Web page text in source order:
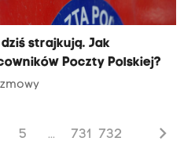
strajkują. Jak
Poczty Polskiej?
5 ... 731 732 chevron_right